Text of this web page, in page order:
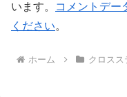
います。
コメントデー
ください。
ホーム クロスス